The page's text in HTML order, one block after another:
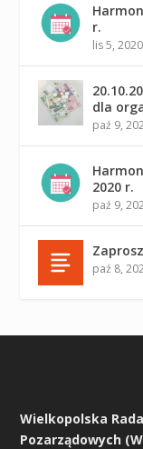
r.
lis 5, 2020
dla
paź 9,
2020 r.
paź 9,
paź 8,
Wielkopolska
Pozarządowych